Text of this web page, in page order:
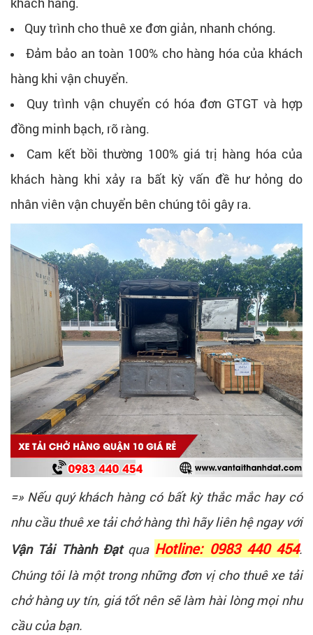
Quy trình cho thuê xe đơn giản, nhanh chóng.
Đảm bảo an toàn 100% cho hàng hóa của khách
hàng khi vận chuyển.
Quy trình vận chuyển có hóa đơn GTGT và hợp
đồng minh bạch, rõ ràng.
Cam kết bồi thường 100% giá trị hàng hóa của
khách hàng khi xảy ra bất kỳ vấn đề hư hỏng do
nhân viên vận chuyển bên chúng tôi gây ra.
=» Nếu quý khách hàng có bất kỳ thắc mắc hay có
nhu cầu thuê xe tải chở hàng thì hãy liên hệ ngay với
Vận Tải Thành Đạtqua Hotline: 0983 440 454.
Chúng tôi là một trong những đơn vị cho thuê xe tải
chở hàng uy tín, giá tốt nên sẽ làm hài lòng mọi nhu
cầu của bạn.